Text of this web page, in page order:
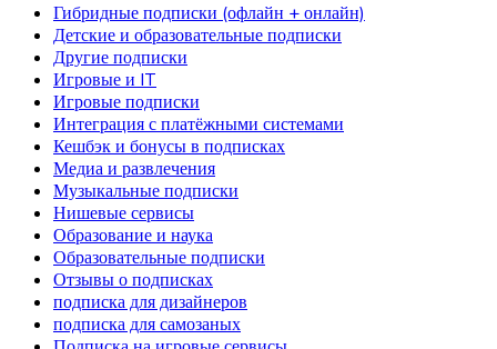
Гибридные подписки (офлайн + онлайн)
Детские и образовательные подписки
Другие подписки
Игровые и IT
Игровые подписки
Интеграция с платёжными системами
Кешбэк и бонусы в подписках
Медиа и развлечения
Музыкальные подписки
Нишевые сервисы
Образование и наука
Образовательные подписки
Отзывы о подписках
подписка для дизайнеров
подписка для самозаных